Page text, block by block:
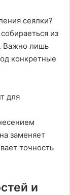
сеялки?
из
Важно лишь
конкретные
для
заменяет
точность
и